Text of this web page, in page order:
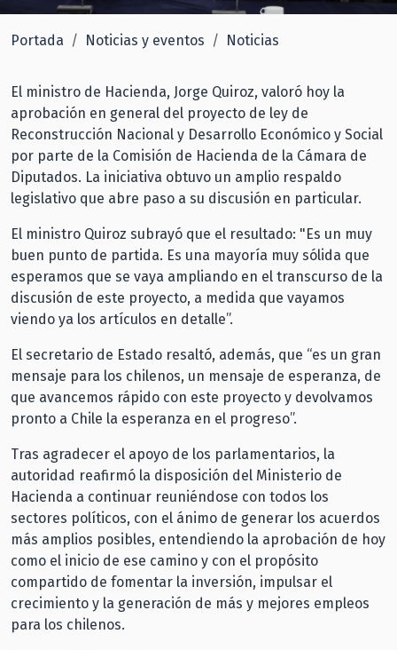
Portada Noticias y eventos Noticias
El ministro de Hacienda, Jorge Quiroz, valoró hoy la
aprobación en general del proyecto de ley de
Reconstrucción Nacional y Desarrollo Económico y Social
por parte de la Comisión de Hacienda de la Cámara de
Diputados. La iniciativa obtuvo un amplio respaldo
legislativo que abre paso a su discusión en particular.
El ministro Quiroz subrayó que el resultado: "Es un muy
buen punto de partida. Es una mayoría muy sólida que
esperamos que se vaya ampliando en el transcurso de la
discusión de este proyecto, a medida que vayamos
viendo ya los artículos en detalle”.
El secretario de Estado resaltó, además, que “es un gran
mensaje para los chilenos, un mensaje de esperanza, de
que avancemos rápido con este proyecto y devolvamos
pronto a Chile la esperanza en el progreso”.
Tras agradecer el apoyo de los parlamentarios, la
autoridad reafirmó la disposición del Ministerio de
Hacienda a continuar reuniéndose con todos los
sectores políticos, con el ánimo de generar los acuerdos
más amplios posibles, entendiendo la aprobación de hoy
como el inicio de ese camino y con el propósito
compartido de fomentar la inversión, impulsar el
crecimiento y la generación de más y mejores empleos
para los chilenos.